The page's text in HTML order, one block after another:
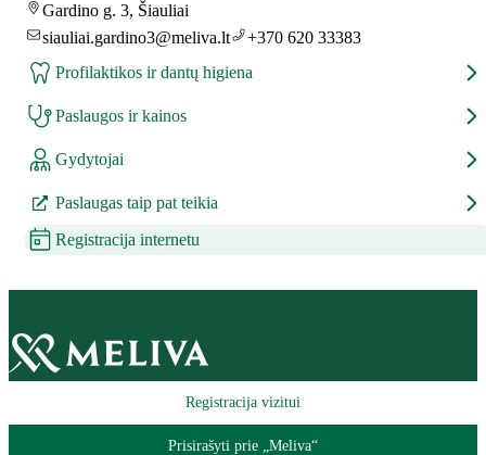
Gardino g. 3, Šiauliai
siauliai.gardino3@meliva.lt
+370 620 33383
Profilaktikos ir dantų higiena
Paslaugos ir kainos
Gydytojai
Paslaugas taip pat teikia
Registracija internetu
Registracija vizitui
Prisirašyti prie „Meliva“